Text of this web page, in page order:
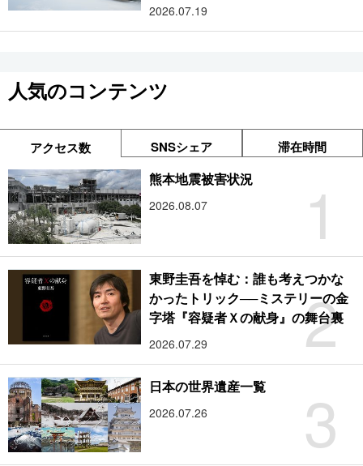
2026.07.19
人気のコンテンツ
アクセス数 SNSシェア 滞在時間
1
熊本地震被害状況
2026.08.07
2
東野圭吾を悼む：誰も考えつかな
かったトリック──ミステリーの金
字塔『容疑者Ｘの献身』の舞台裏
2026.07.29
3
日本の世界遺産一覧
2026.07.26